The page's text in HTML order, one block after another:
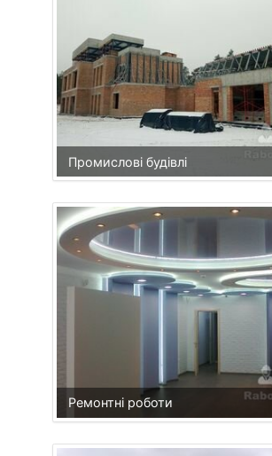
Промислові будівлі
Ремонтні роботи